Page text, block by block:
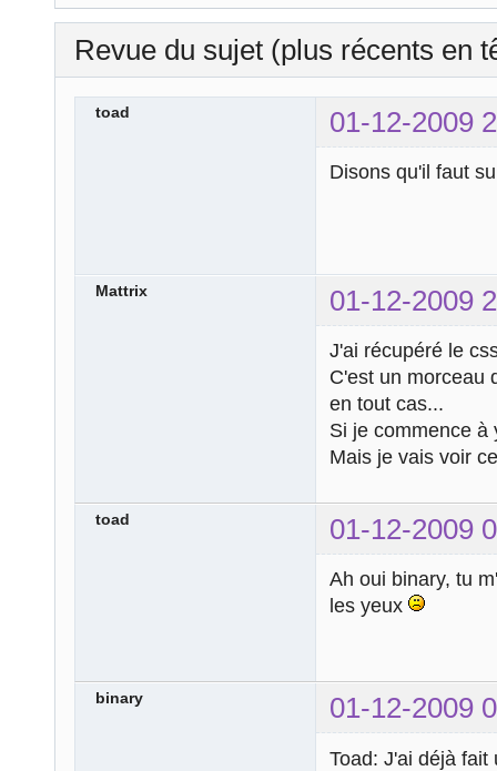
Revue du sujet (plus récents en
toad 01-12-2009
Disons qu'il faut
Mattrix 01-12-2009
J'ai récupéré le
C'est un morceau
en tout cas...
Si je commence à
Mais je vais voir
toad 01-12-2009
Ah oui binary, tu
les yeux
binary 01-12-2009
Toad: J'ai déjà